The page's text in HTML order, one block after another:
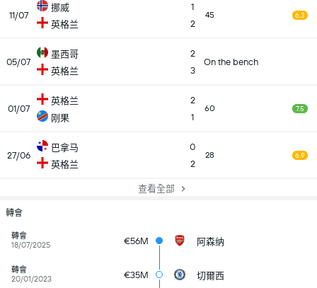
11/07
挪威
英格兰
1
2
45 6.3
05/07
墨西哥
英格兰
2
3
On the bench
01/07
英格兰
刚果
2
1
60 7.5
27/06
巴拿马
英格兰
0
2
28 6.9
查看全部
轉會
轉會
18/07/2025
€56M 阿森纳
轉會
20/01/2023
€35M 切爾西